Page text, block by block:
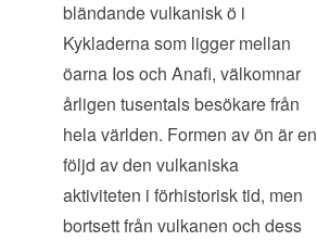
bländande vulkanisk ö i
Kykladerna som ligger mellan
öarna Ios och Anafi, välkomnar
årligen tusentals besökare från
hela världen. Formen av ön är en
följd av den vulkaniska
aktiviteten i förhistorisk tid, men
bortsett från vulkanen och dess